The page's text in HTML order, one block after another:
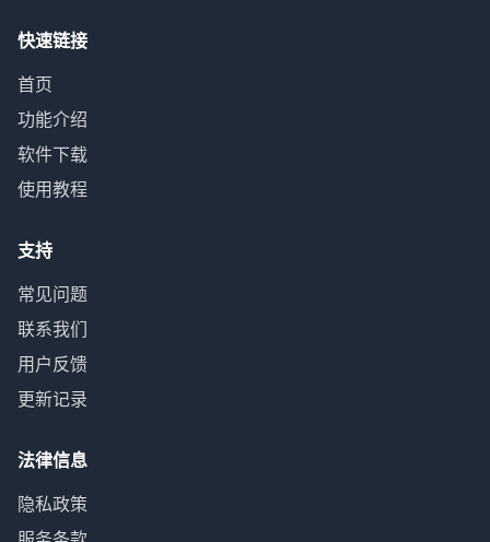
快速链接
首页
功能介绍
软件下载
使用教程
支持
常见问题
联系我们
用户反馈
更新记录
法律信息
隐私政策